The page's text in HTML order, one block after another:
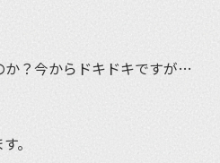
か？今からドキドキですが…
。